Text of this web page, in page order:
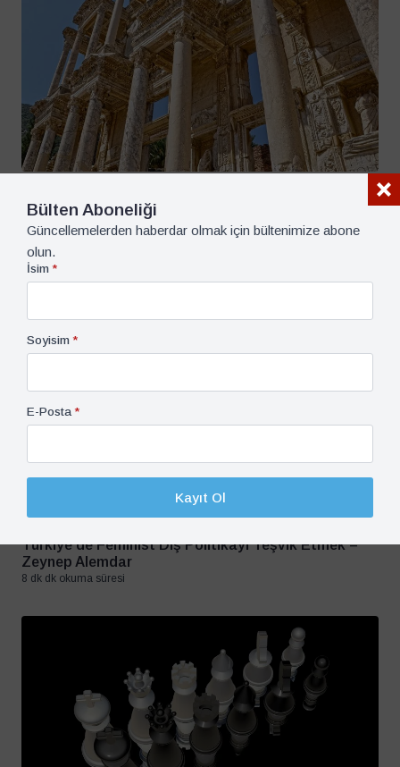
Türkiye Dış Politikasında Karar Alma Süreci –
7 dk dk okuma süresi
Türkiye’de Feminist Dış Politikayı Teşvik Etmek –
Zeynep Alemdar
8 dk dk okuma süresi
Bülten Aboneliği
Güncellemelerden haberdar olmak için bültenimize abone
olun.
İsim *
Soyisim *
E-Posta *
Kayıt Ol